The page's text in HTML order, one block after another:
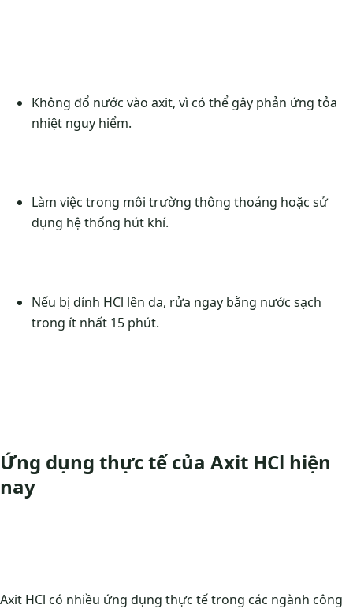
Không đổ nước vào axit, vì có thể gây phản ứng tỏa
nhiệt nguy hiểm.
Làm việc trong môi trường thông thoáng hoặc sử
dụng hệ thống hút khí.
Nếu bị dính HCl lên da, rửa ngay bằng nước sạch
trong ít nhất 15 phút.
Ứng dụng thực tế của Axit HCl hiện
nay
Axit HCl có nhiều ứng dụng thực tế trong các ngành công